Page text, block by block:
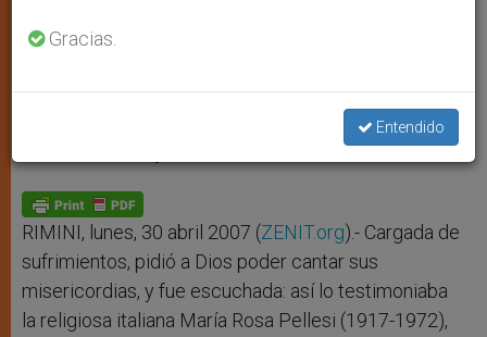
W
s
p
p
M
e
g
e
r
F
b
o
k
T
t
S
e
RIMINI, lunes, 30 abril 2007 (ZENIT.org).- Cargada de
sufrimientos, pidió a Dios poder cantar sus
misericordias, y fue escuchada: así lo testimoniaba
la religiosa italiana María Rosa Pellesi (1917-1972),
Gracias.
Entendido